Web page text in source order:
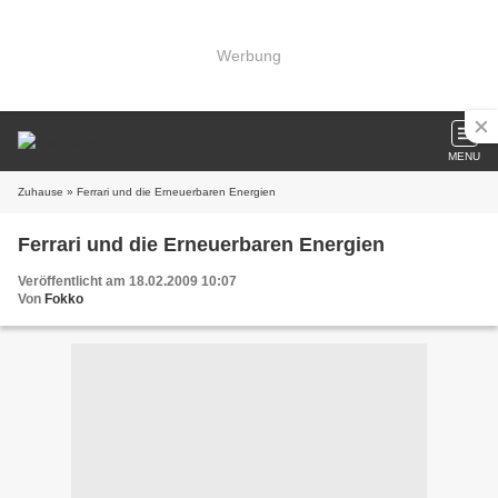
Werbung
MENU
Zuhause » Ferrari und die Erneuerbaren Energien
Ferrari und die Erneuerbaren Energien
Veröffentlicht am 18.02.2009 10:07
Von Fokko